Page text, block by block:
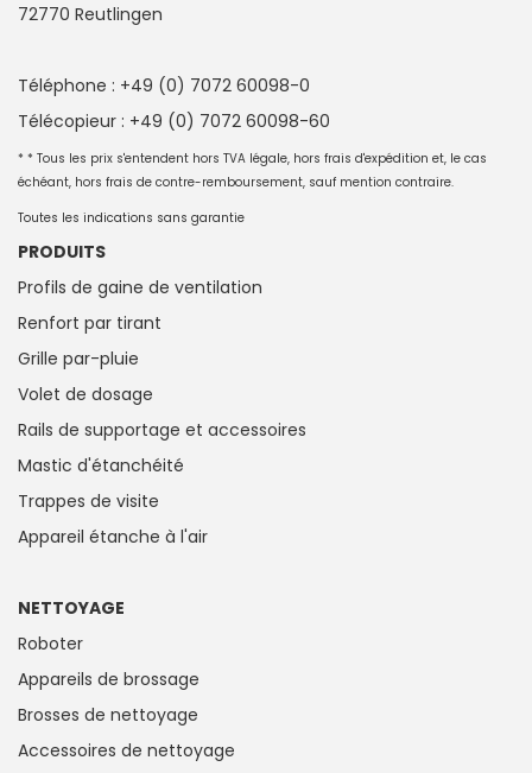
72770 Reutlingen
Téléphone : +49 (0) 7072 60098-0
Télécopieur : +49 (0) 7072 60098-60
* * Tous les prix s'entendent hors TVA légale, hors frais d'expédition et, le cas
échéant, hors frais de contre-remboursement, sauf mention contraire.
Toutes les indications sans garantie
PRODUITS
Profils de gaine de ventilation
Renfort par tirant
Grille par-pluie
Volet de dosage
Rails de supportage et accessoires
Mastic d'étanchéité
Trappes de visite
Appareil étanche à l'air
NETTOYAGE
Roboter
Appareils de brossage
Brosses de nettoyage
Accessoires de nettoyage